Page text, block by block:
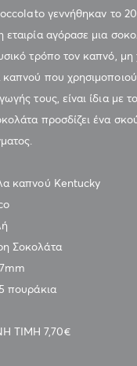
γεννήθηκαν το
αγόρασε μια
τρόπο τον καπνό, μη
που
τους, είναι ίδια με
προσδίζει ένα
καπνού Kentucky
Σοκολάτα
πουράκια
ΤΙΜΗ 7,70€